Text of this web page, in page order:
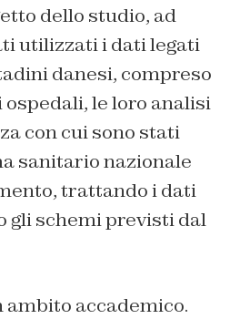
dello studio, ad
utilizzati i dati legati
danesi, compreso
ospedali, le loro analisi
con cui sono stati
sanitario nazionale
trattando i dati
gli schemi previsti dal
ambito accademico.